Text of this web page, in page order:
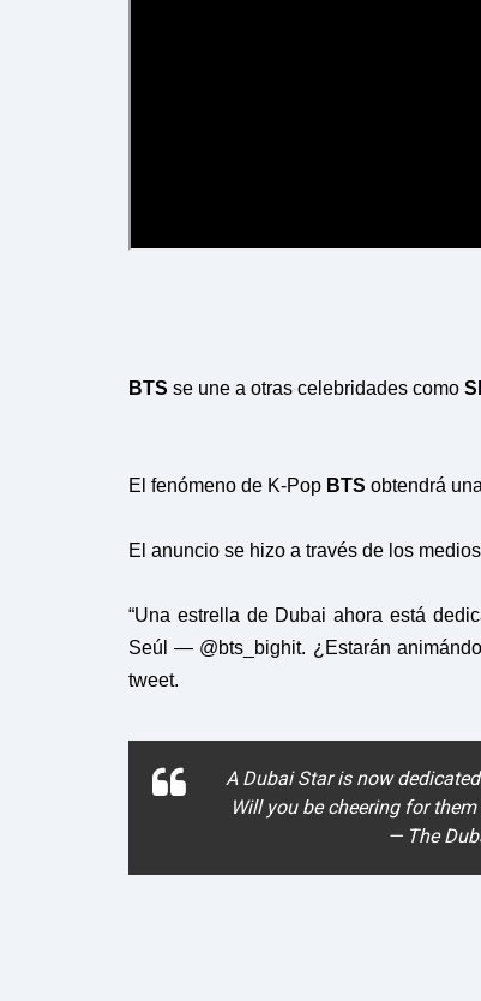
BTS se une a otras celebridades como
El fenómeno de K-Pop BTS obtendrá
El anuncio se hizo a través de los
“Una estrella de Dubai ahora está
Seúl — @bts_bighit. ¿Estarán
tweet.
A Dubai Star is now
Will you be cheering for
— The